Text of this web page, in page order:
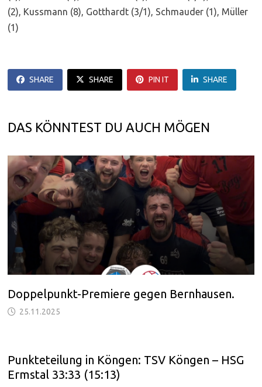
(2), Kussmann (8), Gotthardt (3/1), Schmauder (1), Müller
(1)
SHARE SHARE PIN IT SHARE
DAS KÖNNTEST DU AUCH MÖGEN
Doppelpunkt-Premiere gegen Bernhausen.
25.11.2025
Punkteteilung in Köngen: TSV Köngen – HSG
Ermstal 33:33 (15:13)